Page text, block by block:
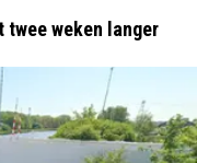
twee weken langer